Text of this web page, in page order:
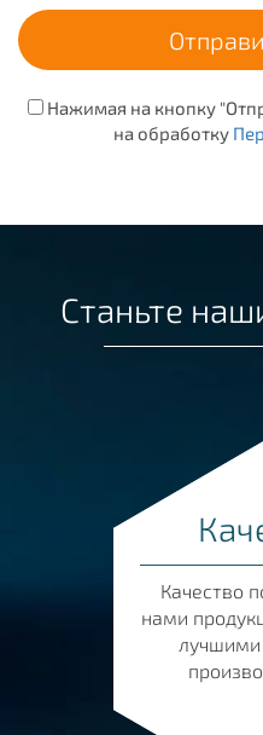
Нажимая на кнопку
на обработку
Станьте
Качество
нами